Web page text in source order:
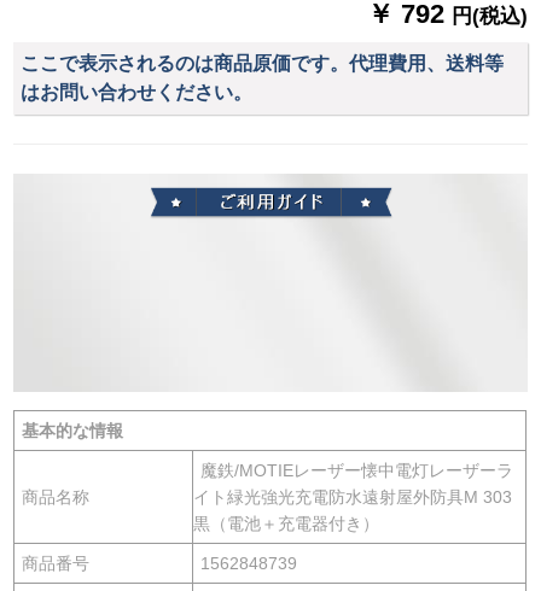
￥ 792 円(税込)
ここで表示されるのは商品原価です。代理費用、送料等
はお問い合わせください。
基本的な情報
商品名称
魔鉄/MOTIEレーザー懐中電灯レーザーラ
イト緑光強光充電防水遠射屋外防具M 303
黒（電池＋充電器付き）
商品番号 1562848739